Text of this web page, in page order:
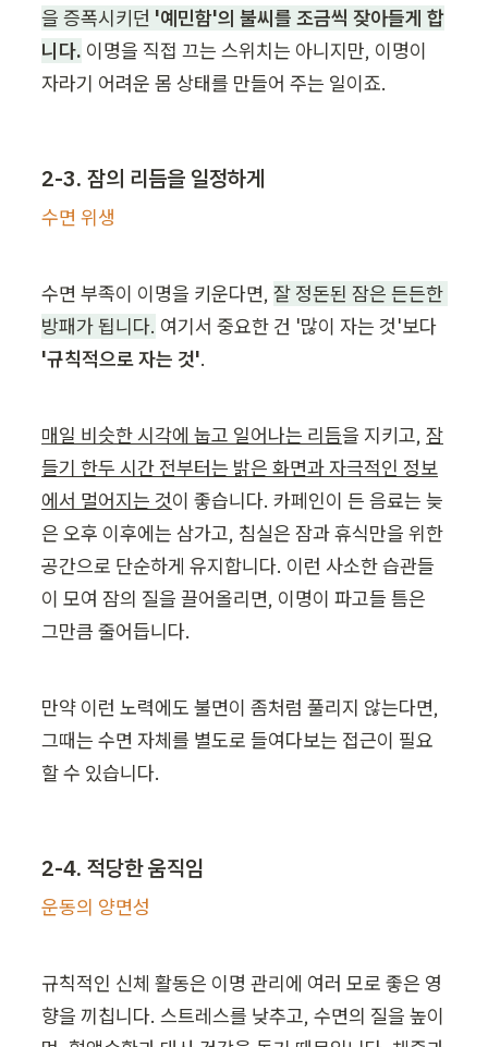
을 증폭시키던 '예민함'의 불씨를 조금씩 잦아들게 합
니다. 이명을 직접 끄는 스위치는 아니지만, 이명이
자라기 어려운 몸 상태를 만들어 주는 일이죠.
2-3. 잠의 리듬을 일정하게
수면 위생
수면 부족이 이명을 키운다면, 잘 정돈된 잠은 든든한
방패가 됩니다.
'규칙적으로 자는 것'.
매일 비슷한 시각에 눕고 일어나는 리듬을 지키고, 잠
들기 한두 시간 전부터는 밝은 화면과 자극적인 정보
에서 멀어지는 것이 좋습니다. 카페인이 든 음료는 늦
은 오후 이후에는 삼가고, 침실은 잠과 휴식만을 위한
공간으로 단순하게 유지합니다. 이런 사소한 습관들
이 모여 잠의 질을 끌어올리면, 이명이 파고들 틈은
그만큼 줄어듭니다.
만약 이런 노력에도 불면이 좀처럼 풀리지 않는다면,
그때는 수면 자체를 별도로 들여다보는 접근이 필요
할 수 있습니다.
2-4. 적당한 움직임
운동의 양면성
규칙적인 신체 활동은 이명 관리에 여러 모로 좋은 영
향을 끼칩니다. 스트레스를 낮추고, 수면의 질을 높이